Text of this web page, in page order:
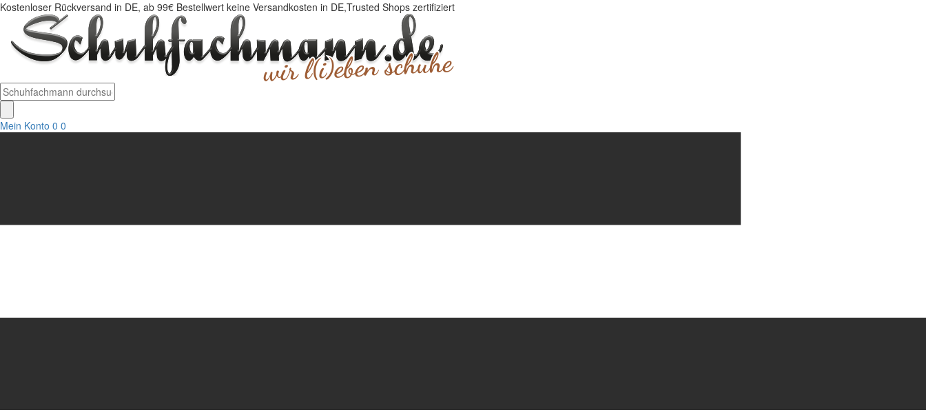
Kostenloser Rückversand in DE, ab 99€ Bestellwert keine Versandkosten in DE,Trusted Shops zertifiziert
Mein Konto 0 0